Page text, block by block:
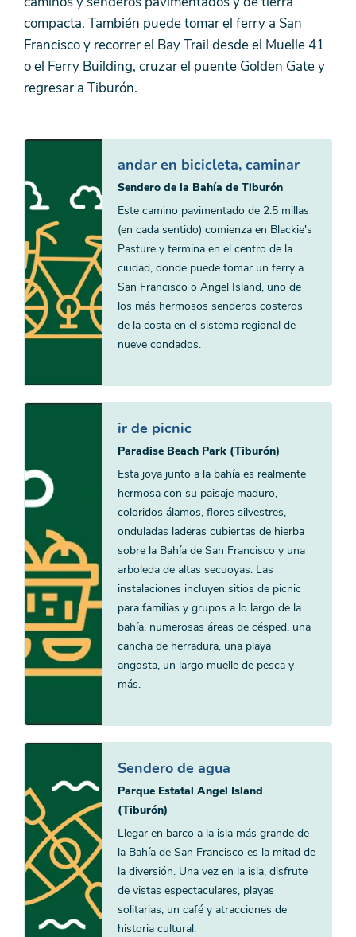
compacta. También puede tomar el ferry a San
Francisco y recorrer el Bay Trail desde el Muelle 41
o el Ferry Building, cruzar el puente Golden Gate y
regresar a Tiburón.
andar en bicicleta, caminar
Sendero de la Bahía de Tiburón
Este camino pavimentado de 2.5 millas
(en cada sentido) comienza en Blackie's
Pasture y termina en el centro de la
ciudad, donde puede tomar un ferry a
San Francisco o Angel Island, uno de
los más hermosos senderos costeros
de la costa en el sistema regional de
nueve condados.
ir de picnic
Paradise Beach Park (Tiburón)
Esta joya junto a la bahía es realmente
hermosa con su paisaje maduro,
coloridos álamos, flores silvestres,
onduladas laderas cubiertas de hierba
sobre la Bahía de San Francisco y una
arboleda de altas secuoyas. Las
instalaciones incluyen sitios de picnic
para familias y grupos a lo largo de la
bahía, numerosas áreas de césped, una
cancha de herradura, una playa
angosta, un largo muelle de pesca y
más.
Sendero de agua
Parque Estatal Angel Island
(Tiburón)
Llegar en barco a la isla más grande de
la Bahía de San Francisco es la mitad de
la diversión. Una vez en la isla, disfrute
de vistas espectaculares, playas
solitarias, un café y atracciones de
historia cultural.